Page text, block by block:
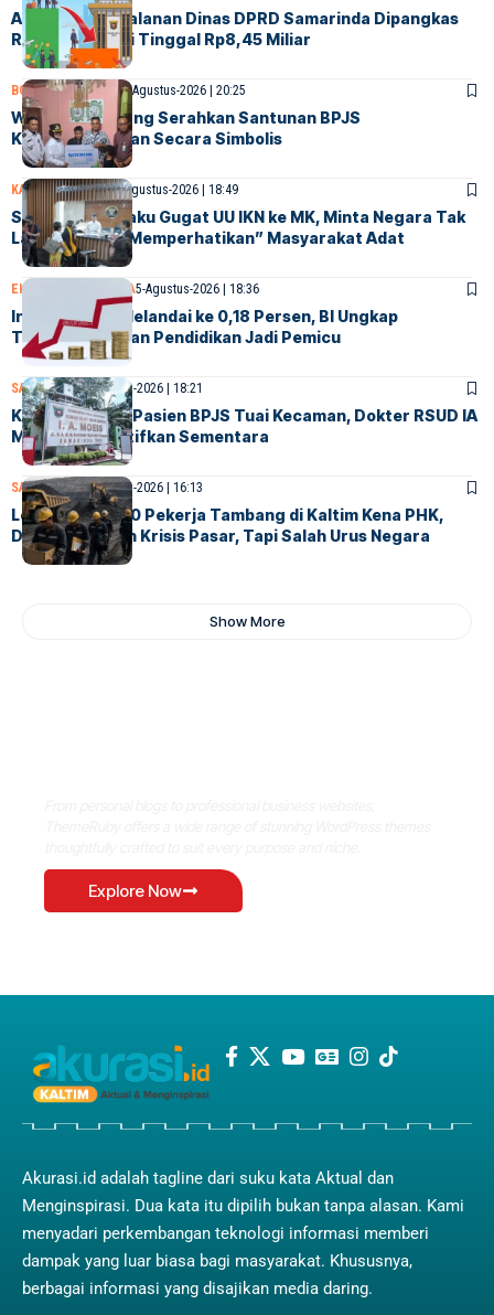
Anggaran Perjalanan Dinas DPRD Samarinda Dipangkas
Rp10 Miliar, Kini Tinggal Rp8,45 Miliar
BONTANG SOCIETY5-Agustus-2026 | 20:25
Walikota Bontang Serahkan Santunan BPJS
Ketenagakerjaan Secara Simbolis
KALTIMNASIONAL5-Agustus-2026 | 18:49
Suku Balik Sepaku Gugat UU IKN ke MK, Minta Negara Tak
Lagi Sekadar “Memperhatikan” Masyarakat Adat
EKONOMI SAMARINDA5-Agustus-2026 | 18:36
Inflasi Kaltim Melandai ke 0,18 Persen, BI Ungkap
Transportasi dan Pendidikan Jadi Pemicu
SAMARINDA5-Agustus-2026 | 18:21
Komentar Soal Pasien BPJS Tuai Kecaman, Dokter RSUD IA
Moeis Dinonaktifkan Sementara
SAMARINDA5-Agustus-2026 | 16:13
Lebih dari 4.000 Pekerja Tambang di Kaltim Kena PHK,
DPRD: Ini Bukan Krisis Pasar, Tapi Salah Urus Negara
Show More
Explore Now
Akurasi.id adalah tagline dari suku kata Aktual dan
Menginspirasi. Dua kata itu dipilih bukan tanpa alasan. Kami
menyadari perkembangan teknologi informasi memberi
dampak yang luar biasa bagi masyarakat. Khususnya,
berbagai informasi yang disajikan media daring.